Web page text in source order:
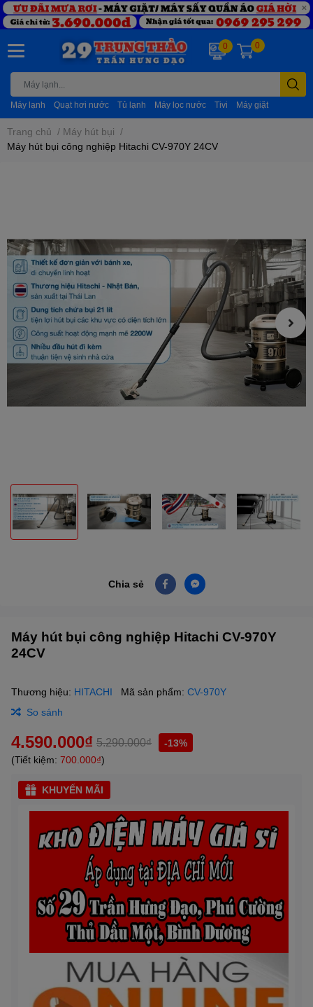
Máy lạnh Quạt hơi nước Tủ lạnh Máy lọc nước Tivi Máy giặt
0 0
Trang chủ / Máy hút bụi /
Máy hút bụi công nghiệp Hitachi CV-970Y 24CV
Chia sẻ
Máy hút bụi công nghiệp Hitachi CV-970Y
24CV
Thương hiệu: HITACHI Mã sản phẩm: CV-970Y
So sánh
4.590.000₫ 5.290.000₫
-13%
(Tiết kiệm: 700.000₫)
KHUYẾN MÃI